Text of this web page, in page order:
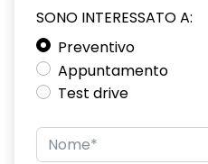
keeping assist
caricatore smartphone a
cartografia standard
Chiamata di emergenza E-
SONO INTERESSATO A:
Preventivo
Appuntamento
Test drive